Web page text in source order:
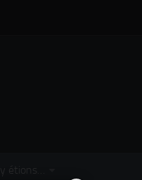
étions…